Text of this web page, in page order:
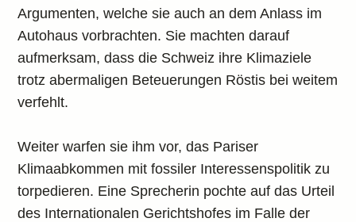
Argumenten, welche sie auch an dem Anlass im
Autohaus vorbrachten. Sie machten darauf
aufmerksam, dass die Schweiz ihre Klimaziele
trotz abermaligen Beteuerungen Röstis bei weitem
verfehlt.
Weiter warfen sie ihm vor, das Pariser
Klimaabkommen mit fossiler Interessenspolitik zu
torpedieren. Eine Sprecherin pochte auf das Urteil
des Internationalen Gerichtshofes im Falle der